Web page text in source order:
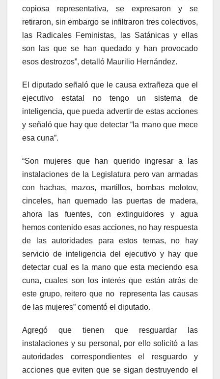
copiosa representativa, se expresaron y se
retiraron, sin embargo se infiltraron tres colectivos,
las Radicales Feministas, las Satánicas y ellas
son las que se han quedado y han provocado
esos destrozos”, detalló Maurilio Hernández.
El diputado señaló que le causa extrañeza que el
ejecutivo estatal no tengo un sistema de
inteligencia, que pueda advertir de estas acciones
y señaló que hay que detectar “la mano que mece
esa cuna”.
“Son mujeres que han querido ingresar a las
instalaciones de la Legislatura pero van armadas
con hachas, mazos, martillos, bombas molotov,
cinceles, han quemado las puertas de madera,
ahora las fuentes, con extinguidores y agua
hemos contenido esas acciones, no hay respuesta
de las autoridades para estos temas, no hay
servicio de inteligencia del ejecutivo y hay que
detectar cual es la mano que esta meciendo esa
cuna, cuales son los interés que están atrás de
este grupo, reitero que no representa las causas
de las mujeres” comentó el diputado.
Agregó que tienen que resguardar las
instalaciones y su personal, por ello solicitó a las
autoridades correspondientes el resguardo y
acciones que eviten que se sigan destruyendo el